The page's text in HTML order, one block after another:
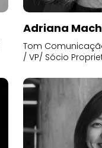
Adriana
Tom
/ VP/ Sócio